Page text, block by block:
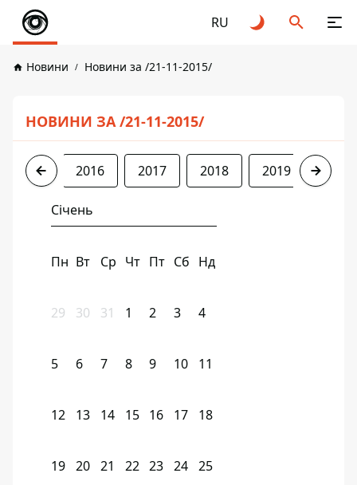
RU
Новини Новини за /21-11-2015/
НОВИНИ ЗА /21-11-2015/
2015 2016 2017 2018 2019 2020
Січень
Пн Вт Ср Чт Пт Сб Нд
29 30 31 1 2 3 4
5 6 7 8 9 10 11
12 13 14 15 16 17 18
19 20 21 22 23 24 25